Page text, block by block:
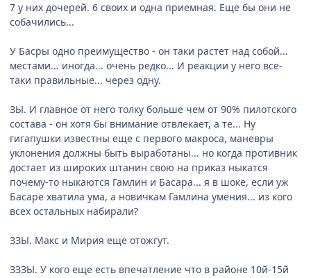
7 у них дочерей. 6 своих и одна приемная. Еще бы они не
собачились...
У Басры одно преимущество - он таки растет над собой...
местами... иногда... очень редко... И реакции у него все-
таки правильные... через одну.
ЗЫ. И главное от него толку больше чем от 90% пилотского
состава - он хотя бы внимание отвлекает, а те... Ну
гигапушки известны еще с первого макроса, маневры
уклонения должны быть выработаны... но когда противник
достает из широких штанин свою на приказ ныкатся
почему-то ныкаются Гамлин и Басара... я в шоке, если уж
Басаре хватила ума, а новичкам Гамлина умения... из кого
всех остальных набирали?
ЗЗЫ. Макс и Мирия еще отожгут.
ЗЗЗЫ. У кого еще есть впечатление что в районе 10й-15й